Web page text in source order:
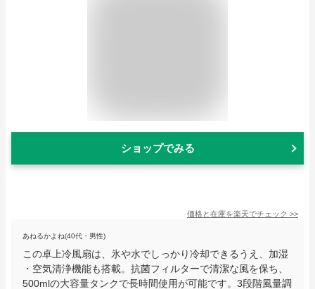
ショップでみる
価格と在庫を楽天でチェック >>
あねるかよね(40代・男性)
この卓上冷風扇は、氷や水でしっかり冷却できるうえ、加湿
・空気清浄機能も搭載。抗菌フィルターで清潔な風を保ち、
500mlの大容量タンクで長時間使用が可能です。3段階風量調